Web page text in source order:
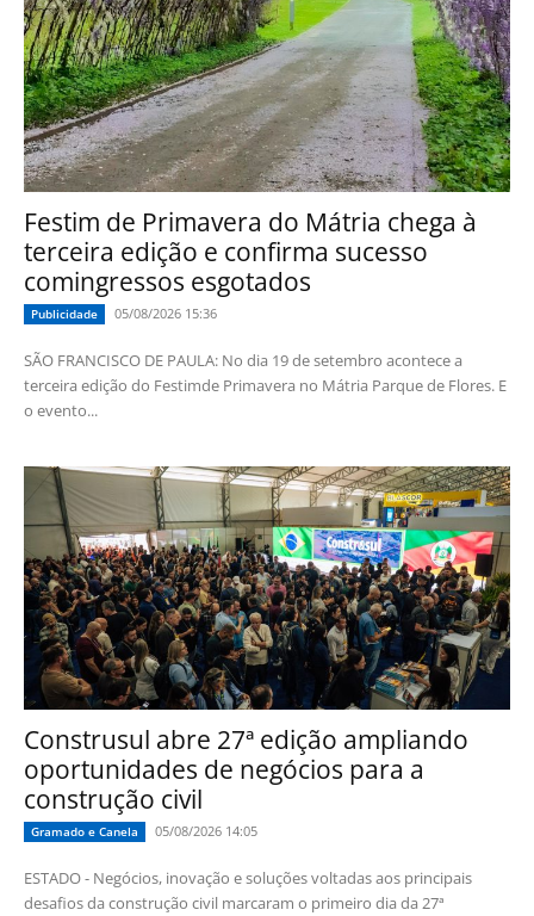
Festim de Primavera do Mátria chega à
terceira edição e confirma sucesso
comingressos esgotados
Publicidade 05/08/2026 15:36
SÃO FRANCISCO DE PAULA: No dia 19 de setembro acontece a
terceira edição do Festimde Primavera no Mátria Parque de Flores. E
o evento...
Construsul abre 27ª edição ampliando
oportunidades de negócios para a
construção civil
Gramado e Canela 05/08/2026 14:05
ESTADO - Negócios, inovação e soluções voltadas aos principais
desafios da construção civil marcaram o primeiro dia da 27ª